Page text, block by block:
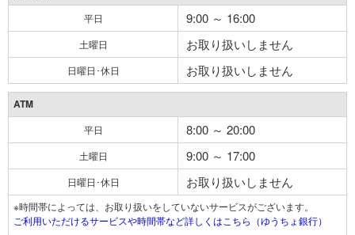
平日 9:00 ～ 16:00
土曜日 お取り扱いしません
日曜日･休日 お取り扱いしません
ATM
平日 8:00 ～ 20:00
土曜日 9:00 ～ 17:00
日曜日･休日 お取り扱いしません
※時間帯によっては、お取り扱いをしていないサービスがございます。
ご利用いただけるサービスや時間帯など詳しくはこちら（ゆうちょ銀行）